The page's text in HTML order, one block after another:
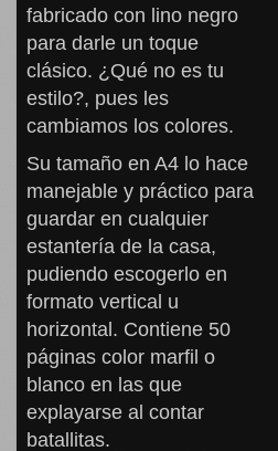
fabricado con lino negro
para darle un toque
clásico. ¿Qué no es tu
estilo?, pues les
cambiamos los colores.
Su tamaño en A4 lo hace
manejable y práctico para
guardar en cualquier
estantería de la casa,
pudiendo escogerlo en
formato vertical u
horizontal. Contiene 50
páginas color marfil o
blanco en las que
explayarse al contar
batallitas.